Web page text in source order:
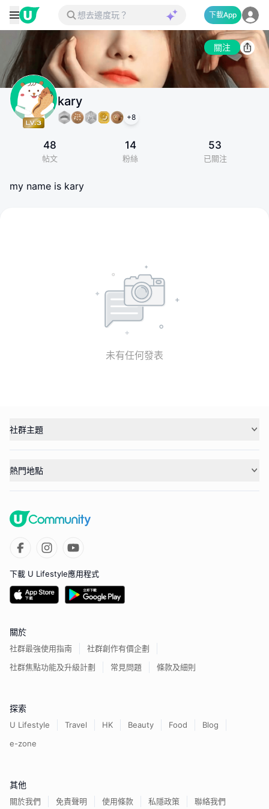
下載App
關注
kary
+8
48
帖文
14
粉絲
53
已關注
my name is kary
未有任何發表
社群主題
熱門地點
下載 U Lifestyle應用程式
關於
社群最強使用指南
社群創作有價企劃
社群焦點功能及升級計劃
常見問題 條款及細則
探索
U Lifestyle Travel HK Beauty Food
Blog
e-zone
其他
關於我們 免責聲明 使用條款 私隱政策 聯絡我們